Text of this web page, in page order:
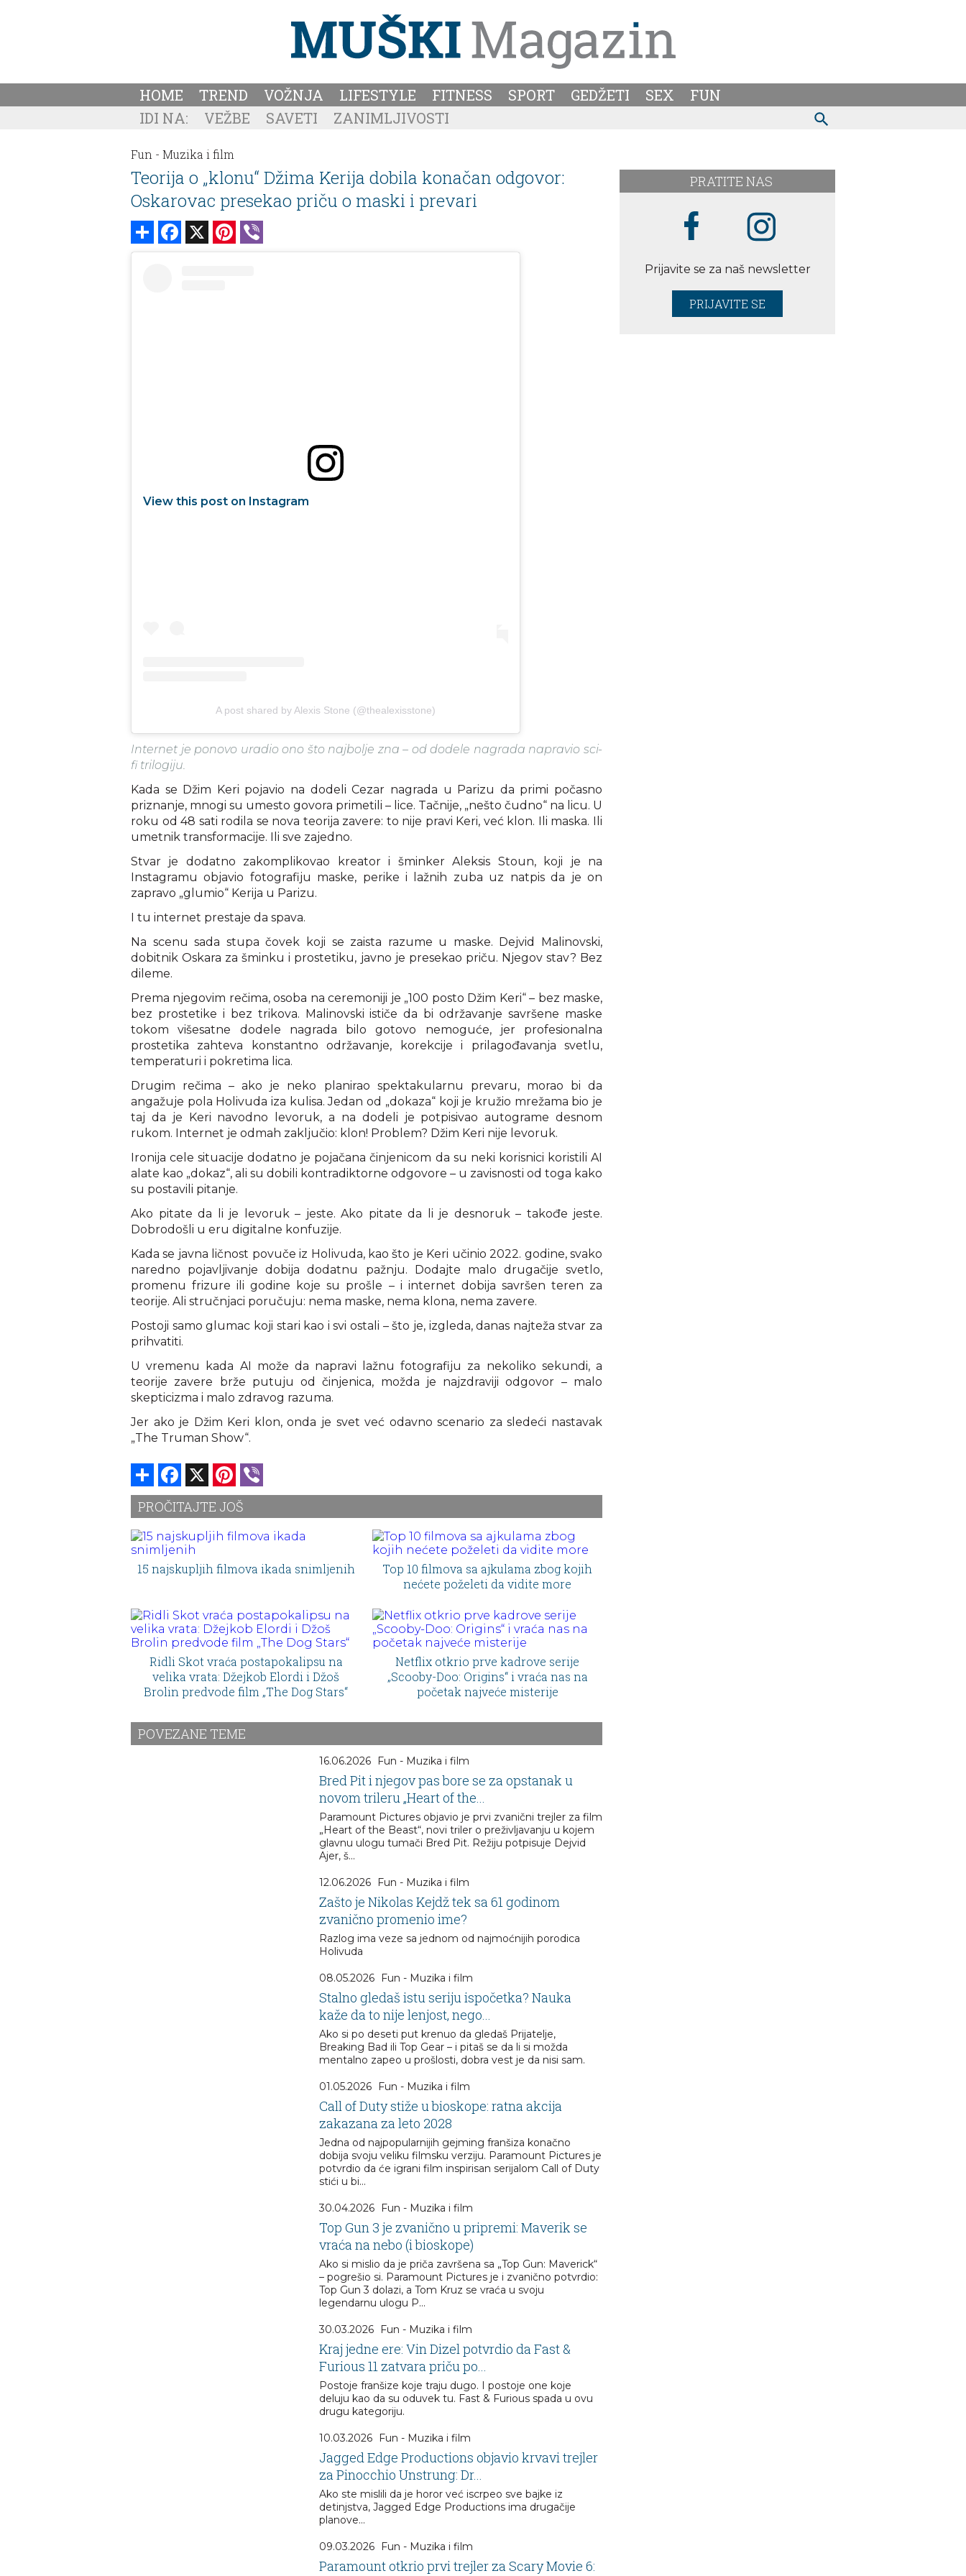
HOME TREND VOŽNJA LIFESTYLE FITNESS SPORT GEDŽETI SEX
FUN
IDI NA:
VEŽBE SAVETI ZANIMLJIVOSTI
Fun - Muzika i film
Teorija o „klonu“ Džima Kerija dobila konačan odgovor:
Oskarovac presekao priču o maski i prevari
Share Facebook Pinterest
View this post on Instagram
A post shared by Alexis Stone (@thealexisstone)
Internet je ponovo uradio ono što najbolje zna – od dodele nagrada napravio sci-
fi trilogiju.
Kada se Džim Keri pojavio na dodeli Cezar nagrada u Parizu da primi počasno
priznanje, mnogi su umesto govora primetili – lice. Tačnije, „nešto čudno“ na licu. U
roku od 48 sati rodila se nova teorija zavere: to nije pravi Keri, već klon. Ili maska. Ili
umetnik transformacije. Ili sve zajedno.
Stvar je dodatno zakomplikovao kreator i šminker Aleksis Stoun, koji je na
Instagramu objavio fotografiju maske, perike i lažnih zuba uz natpis da je on
zapravo „glumio“ Kerija u Parizu.
I tu internet prestaje da spava.
Na scenu sada stupa čovek koji se zaista razume u maske. Dejvid Malinovski,
dobitnik Oskara za šminku i prostetiku, javno je presekao priču. Njegov stav? Bez
dileme.
Prema njegovim rečima, osoba na ceremoniji je „100 posto Džim Keri“ – bez maske,
bez prostetike i bez trikova. Malinovski ističe da bi održavanje savršene maske
tokom višesatne dodele nagrada bilo gotovo nemoguće, jer profesionalna
prostetika zahteva konstantno održavanje, korekcije i prilagođavanja svetlu,
temperaturi i pokretima lica.
Drugim rečima – ako je neko planirao spektakularnu prevaru, morao bi da
angažuje pola Holivuda iza kulisa. Jedan od „dokaza“ koji je kružio mrežama bio je
taj da je Keri navodno levoruk, a na dodeli je potpisivao autograme desnom
rukom. Internet je odmah zaključio: klon! Problem? Džim Keri nije levoruk.
Ironija cele situacije dodatno je pojačana činjenicom da su neki korisnici koristili AI
alate kao „dokaz“, ali su dobili kontradiktorne odgovore – u zavisnosti od toga kako
su postavili pitanje.
Ako pitate da li je levoruk – jeste. Ako pitate da li je desnoruk – takođe jeste.
Dobrodošli u eru digitalne konfuzije.
Kada se javna ličnost povuče iz Holivuda, kao što je Keri učinio 2022. godine, svako
naredno pojavljivanje dobija dodatnu pažnju. Dodajte malo drugačije svetlo,
promenu frizure ili godine koje su prošle – i internet dobija savršen teren za
teorije. Ali stručnjaci poručuju: nema maske, nema klona, nema zavere.
Postoji samo glumac koji stari kao i svi ostali – što je, izgleda, danas najteža stvar za
prihvatiti.
U vremenu kada AI može da napravi lažnu fotografiju za nekoliko sekundi, a
teorije zavere brže putuju od činjenica, možda je najzdraviji odgovor – malo
skepticizma i malo zdravog razuma.
Jer ako je Džim Keri klon, onda je svet već odavno scenario za sledeći nastavak
„The Truman Show“.
Share Facebook Pinterest
PROČITAJTE JOŠ
15 najskupljih filmova ikada snimljenih
Top 10 filmova sa ajkulama zbog kojih
nećete poželeti da vidite more
Ridli Skot vraća postapokalipsu na
velika vrata: Džejkob Elordi i Džoš
Brolin predvode film „The Dog Stars“
Netflix otkrio prve kadrove serije
„Scooby-Doo: Origins“ i vraća nas na
početak najveće misterije
POVEZANE TEME
16.06.2026 Fun - Muzika i film
Bred Pit i njegov pas bore se za opstanak u
novom trileru „Heart of the...
Paramount Pictures objavio je prvi zvanični trejler za film
„Heart of the Beast“, novi triler o preživljavanju u kojem
glavnu ulogu tumači Bred Pit. Režiju potpisuje Dejvid
Ajer, š...
12.06.2026 Fun - Muzika i film
Zašto je Nikolas Kejdž tek sa 61 godinom
zvanično promenio ime?
Razlog ima veze sa jednom od najmoćnijih porodica
Holivuda
08.05.2026 Fun - Muzika i film
Stalno gledaš istu seriju ispočetka? Nauka
kaže da to nije lenjost, nego...
Ako si po deseti put krenuo da gledaš Prijatelje,
Breaking Bad ili Top Gear – i pitaš se da li si možda
mentalno zapeo u prošlosti, dobra vest je da nisi sam.
01.05.2026 Fun - Muzika i film
Call of Duty stiže u bioskope: ratna akcija
zakazana za leto 2028
Jedna od najpopularnijih gejming franšiza konačno
dobija svoju veliku filmsku verziju. Paramount Pictures je
potvrdio da će igrani film inspirisan serijalom Call of Duty
stići u bi...
30.04.2026 Fun - Muzika i film
Top Gun 3 je zvanično u pripremi: Maverik se
vraća na nebo (i bioskope)
Ako si mislio da je priča završena sa „Top Gun: Maverick“
– pogrešio si. Paramount Pictures je i zvanično potvrdio:
Top Gun 3 dolazi, a Tom Kruz se vraća u svoju
legendarnu ulogu P...
30.03.2026 Fun - Muzika i film
Kraj jedne ere: Vin Dizel potvrdio da Fast &
Furious 11 zatvara priču po...
Postoje franšize koje traju dugo. I postoje one koje
deluju kao da su oduvek tu. Fast & Furious spada u ovu
drugu kategoriju.
10.03.2026 Fun - Muzika i film
Jagged Edge Productions objavio krvavi trejler
za Pinocchio Unstrung: Dr...
Ako ste mislili da je horor već iscrpeo sve bajke iz
detinjstva, Jagged Edge Productions ima drugačije
planove…
09.03.2026 Fun - Muzika i film
Paramount otkrio prvi trejler za Scary Movie 6:
PRATITE NAS
Prijavite se za naš newsletter
PRIJAVITE SE